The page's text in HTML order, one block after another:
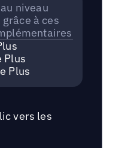
niveau
à ces
Plus
Plus
vers les